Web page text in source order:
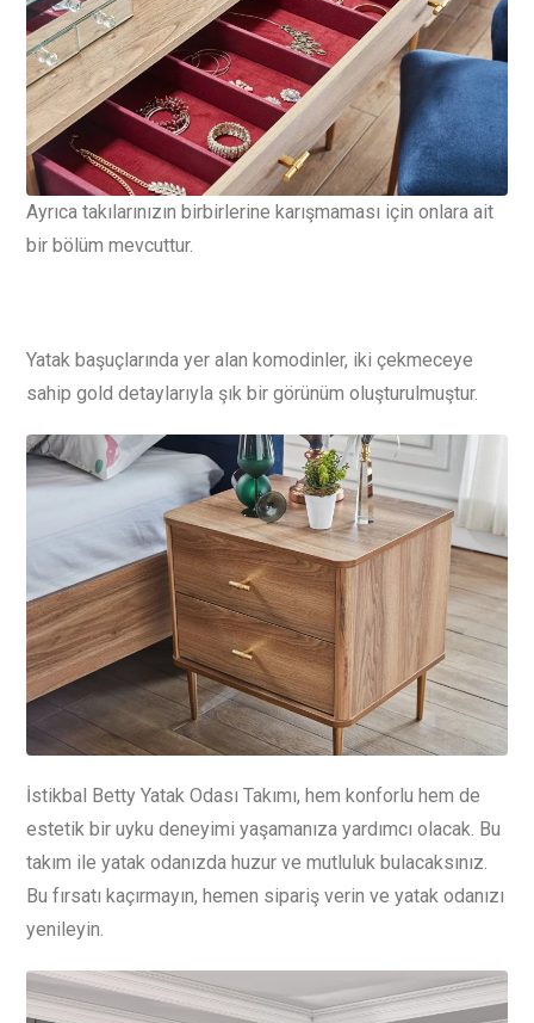
Ayrıca takılarınızın birbirlerine karışmaması için onlara ait
bir bölüm mevcuttur.
Yatak başuçlarında yer alan komodinler, iki çekmeceye
sahip gold detaylarıyla şık bir görünüm oluşturulmuştur.
İstikbal Betty Yatak Odası Takımı, hem konforlu hem de
estetik bir uyku deneyimi yaşamanıza yardımcı olacak. Bu
takım ile yatak odanızda huzur ve mutluluk bulacaksınız.
Bu fırsatı kaçırmayın, hemen sipariş verin ve yatak odanızı
yenileyin.